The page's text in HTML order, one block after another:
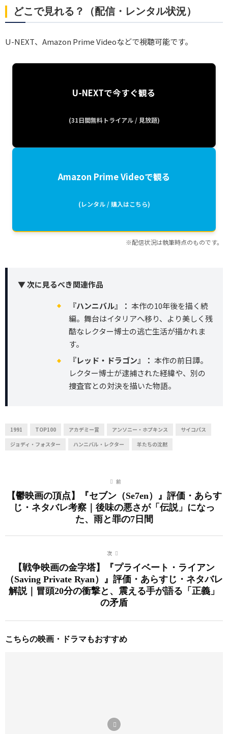
どこで見れる？（配信・レンタル状況）
U-NEXT、Amazon Prime Videoなどで視聴可能です。
U-NEXTで今すぐ観る
(31日間無料トライアル / 見放題)
Amazon Prime Videoで観る
(レンタル / 購入はこちら)
※配信状況は執筆時点のものです。
▼ 次に見るべき関連作品
『ハンニバル』： 本作の10年後を描く続
編。舞台はイタリアへ移り、より美しく残
酷なレクター博士の逃亡生活が描かれま
す。
『レッド・ドラゴン』： 本作の前日譚。
レクター博士が逮捕された経緯や、別の
捜査官との対決を描いた物語。
1991 TOP100 アカデミー賞 アンソニー・ホプキンス
サイコパス
ジョディ・フォスター
ハンニバル・レクター 羊たちの沈黙
前
【鬱映画の頂点】『セブン（Se7en）』評価・あらす
じ・ネタバレ考察｜後味の悪さが「伝説」になっ
た、雨と罪の7日間
次
【戦争映画の金字塔】『プライベート・ライアン
（Saving Private Ryan）』評価・あらすじ・ネタバレ
解説｜冒頭20分の衝撃と、震える手が語る「正義」
の矛盾
こちらの映画・ドラマもおすすめ